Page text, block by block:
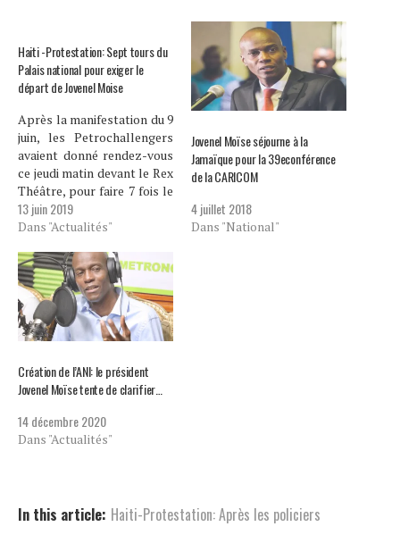
Haiti -Protestation: Sept tours du
Palais national pour exiger le
départ de Jovenel Moise
Après la manifestation du 9
juin, les Petrochallengers
avaient donné rendez-vous
ce jeudi matin devant le Rex
Théâtre, pour faire 7 fois le
tour du palais national.
Sept tours, comme pour les
renversement du président
Jovenel Moise du pouvoir
de manière symbolique.
Plusieurs centaines…
13 juin 2019
Dans "Actualités"
Jovenel Moïse séjourne à la
Jamaïque pour la 39econférence
de la CARICOM
4 juillet 2018
Dans "National"
Création de l’ANI: le président
Jovenel Moïse tente de clarifier…
14 décembre 2020
Dans "Actualités"
In this article: Haiti-Protestation: Après les policiers